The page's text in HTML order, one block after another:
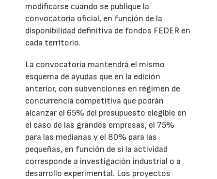
modificarse cuando se publique la
convocatoria oficial, en función de la
disponibilidad definitiva de fondos FEDER en
cada territorio.
La convocatoria mantendrá el mismo
esquema de ayudas que en la edición
anterior, con subvenciones en régimen de
concurrencia competitiva que podrán
alcanzar el 65% del presupuesto elegible en
el caso de las grandes empresas, el 75%
para las medianas y el 80% para las
pequeñas, en función de si la actividad
corresponde a investigación industrial o a
desarrollo experimental. Los proyectos